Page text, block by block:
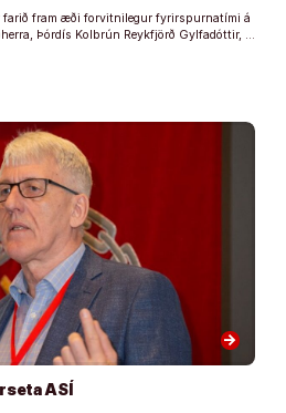
farið fram æði forvitnilegur fyrirspurnatími á
Þórdís Kolbrún Reykfjörð Gylfadóttir, …
arrow_forward
ASÍ